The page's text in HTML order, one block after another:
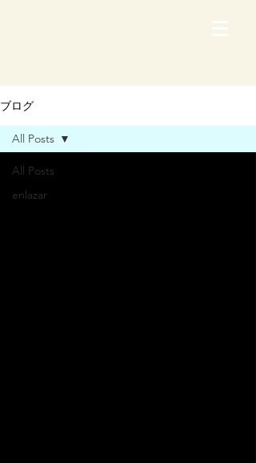
ブログ
All Posts
enlazar
All Posts